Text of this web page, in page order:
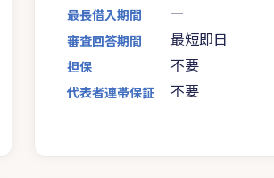
最長借入期間 ー
審査回答期間 最短即日
担保 不要
代表者連帯保証 不要